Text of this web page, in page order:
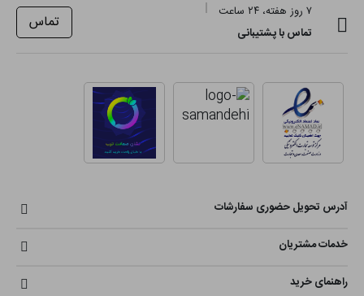
۷ روز هفته، ۲۴ ساعت
تماس با پشتیبانی
تماس
آدرس تحویل حضوری سفارشات
خدمات مشتریان
راهنمای خرید